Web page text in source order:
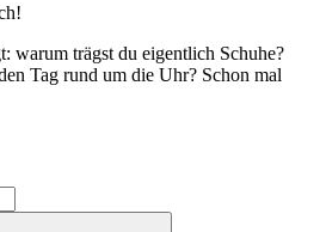
warum trägst du eigentlich Schuhe?
Tag rund um die Uhr? Schon mal